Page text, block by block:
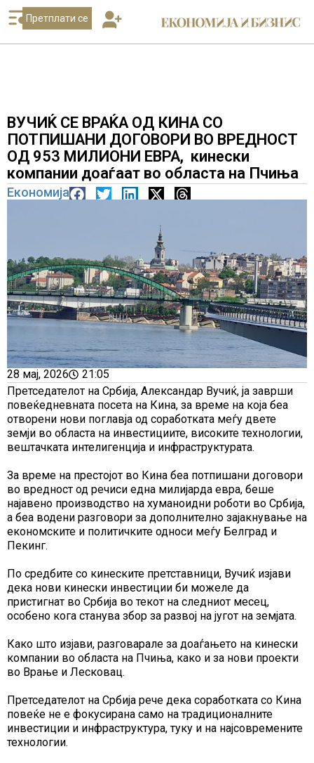
Претплати се
ВУЧИЌ СЕ ВРАЌА ОД КИНА СО
ПОТПИШАНИ ДОГОВОРИ ВО ВРЕДНОСТ
ОД 953 МИЛИОНИ ЕВРА, кинески
компании доаѓаат во областа на Пчиња
Економија
28 мај, 2026
21:05
Претседателот на Србија, Александар Вучиќ, ја заврши
повеќедневната посета на Кина, за време на која беа
отворени нови поглавја од соработката меѓу двете
земји во областа на инвестициите, високите технологии,
вештачката интелигенција и инфраструктурата.
За време на престојот во Кина беа потпишани договори
во вредност од речиси една милијарда евра, беше
најавено производство на хуманоидни роботи во Србија,
а беа водени разговори за дополнително зајакнување на
економските и политичките односи меѓу Белград и
Пекинг.
По средбите со кинеските претставници, Вучиќ изјави
дека нови кинески инвестиции би можеле да
пристигнат во Србија во текот на следниот месец,
особено кога станува збор за развој на југот на земјата.
Како што изјави, разговарале за доаѓањето на кинески
компании во областа на Пчиња, како и за нови проекти
во Врање и Лесковац.
Претседателот на Србија рече дека соработката со Кина
повеќе не е фокусирана само на традиционалните
инвестиции и инфраструктура, туку и на најсовремените
технологии.